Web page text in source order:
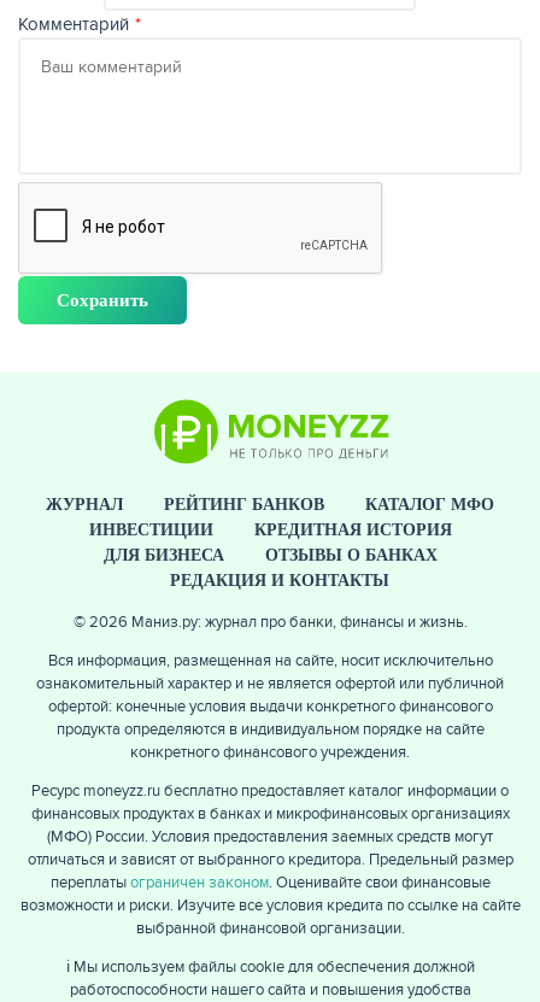
Комментарий
ЖУРНАЛ РЕЙТИНГ БАНКОВ
КАТАЛОГ МФО
ИНВЕСТИЦИИ
КРЕДИТНАЯ ИСТОРИЯ
ДЛЯ БИЗНЕСА
ОТЗЫВЫ О БАНКАХ
РЕДАКЦИЯ И КОНТАКТЫ
© 2026 Маниз.ру: журнал про банки, финансы и жизнь.
Вся информация, размещенная на сайте, носит исключительно
ознакомительный характер и не является офертой или публичной
офертой: конечные условия выдачи конкретного финансового
продукта определяются в индивидуальном порядке на сайте
конкретного финансового учреждения.
Ресурс moneyzz.ru бесплатно предоставляет каталог информации о
финансовых продуктах в банках и микрофинансовых организациях
(МФО) России. Условия предоставления заемных средств могут
отличаться и зависят от выбранного кредитора. Предельный размер
переплатыограничен законом. Оценивайте свои финансовые
возможности и риски. Изучите все условия кредита по ссылке на сайте
выбранной финансовой организации.
ℹ️ Мы используем файлы cookie для обеспечения должной
работоспособности нашего сайта и повышения удобства